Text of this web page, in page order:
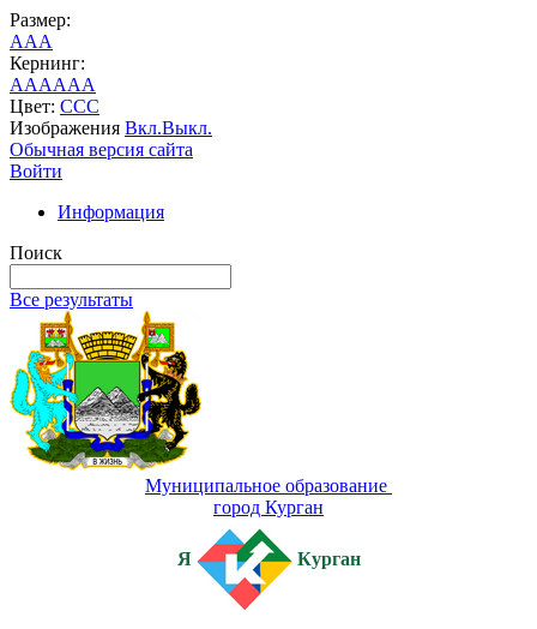
Размер:
AAA
Кернинг:
AAAAAA
Цвет: CCC
Изображения Вкл.Выкл.
Обычная версия сайта
Войти
Информация
Поиск
Все результаты
Муниципальное образование
город Курган
Я Курган